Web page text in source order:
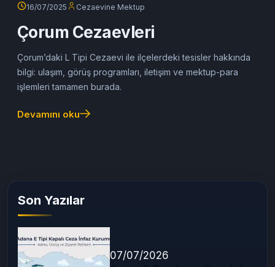
16/07/2025 Cezaevine Mektup
Çorum Cezaevleri
Çorum’daki L Tipi Cezaevi ile ilçelerdeki tesisler hakkında
bilgi: ulaşım, görüş programları, iletişim ve mektup-para
işlemleri tamamen burada.
Devamını oku
Son Yazılar
07/07/2026